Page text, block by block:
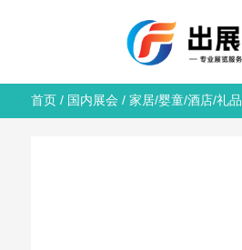
首页/ 国内展会 / 家居/婴童/酒店/礼品